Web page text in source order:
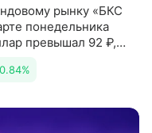
рынку «БКС
понедельника
превышал 92 ₽,